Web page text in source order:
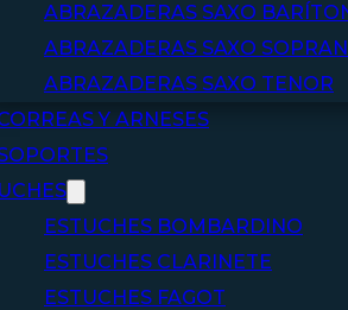
ABRAZADERAS SAXO
ABRAZADERAS SAXO
ABRAZADERAS SAXO TENOR
Y ARNESES
ESTUCHES BOMBARDINO
ESTUCHES CLARINETE
ESTUCHES FAGOT